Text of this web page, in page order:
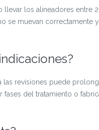
llevar los alineadores entre
se muevan correctamente
revisiones puede
del tratamiento o